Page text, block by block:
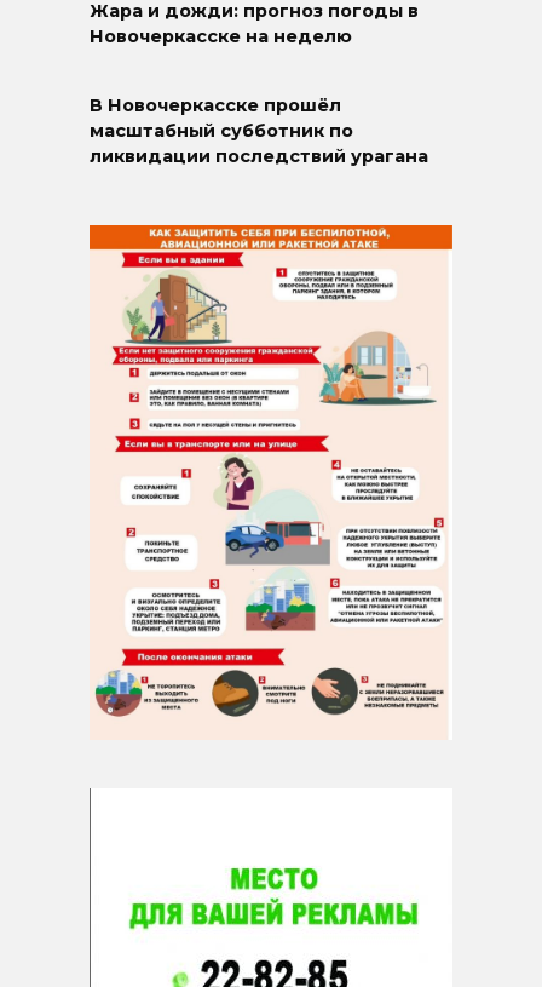
Жара и дожди: прогноз погоды в
Новочеркасске на неделю
В Новочеркасске прошёл
масштабный субботник по
ликвидации последствий урагана